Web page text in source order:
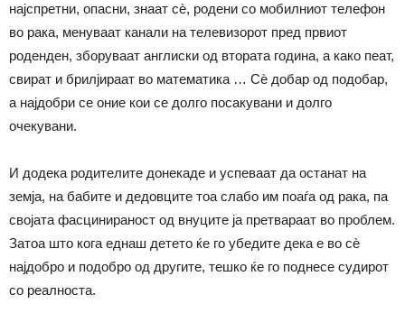
најспретни, опасни, знаат сѐ, родени со мобилниот телефон
во рака, менуваат канали на телевизорот пред првиот
роденден, зборуваат англиски од втората година, а како пеат,
свират и брилјираат во математика … Сѐ добар од подобар,
а најдобри се оние кои се долго посакувани и долго
очекувани.
И додека родителите донекаде и успеваат да останат на
земја, на бабите и дедовците тоа слабо им поаѓа од рака, па
својата фасцинираност од внуците ја претвараат во проблем.
Затоа што кога еднаш детето ќе го убедите дека е во сѐ
најдобро и подобро од другите, тешко ќе го поднесе судирот
со реалноста.